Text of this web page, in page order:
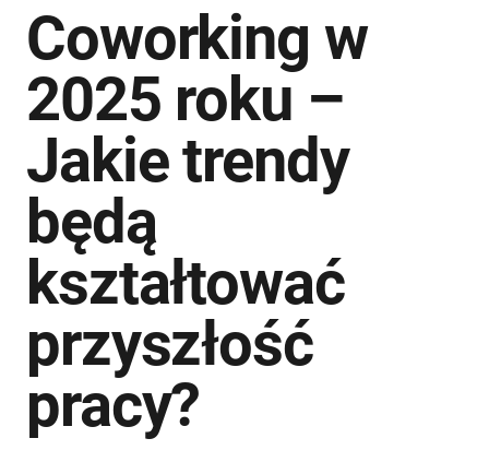
Coworking w
2025 roku –
Jakie trendy
będą
kształtować
przyszłość
pracy?